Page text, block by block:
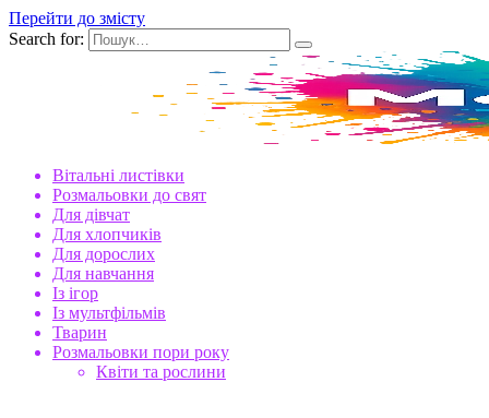
Перейти до змісту
Search for:
Вітальні листівки
Розмальовки до свят
Для дівчат
Для хлопчиків
Для дорослих
Для навчання
Із ігор
Із мультфільмів
Тварин
Розмальовки пори року
Квіти та рослини